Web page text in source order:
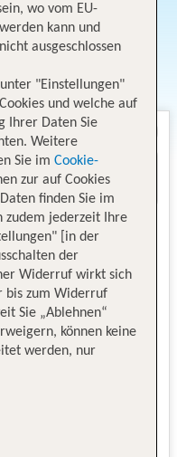
wo vom EU-
kann und
ausgeschlossen
"Einstellungen"
und welche auf
Ihrer Daten Sie
Weitere
Sie im Cookie-
zur auf Cookies
finden Sie im
zudem jederzeit Ihre
[in der
der
Widerruf wirkt sich
bis zum Widerruf
Sie „Ablehnen“
können keine
werden, nur